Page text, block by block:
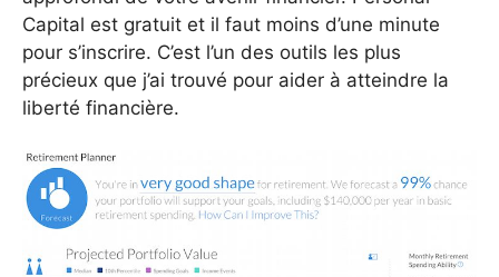
Capital est gratuit et il faut moins d’une minute
pour s’inscrire. C’est l’un des outils les plus
précieux que j’ai trouvé pour aider à atteindre la
liberté financière.